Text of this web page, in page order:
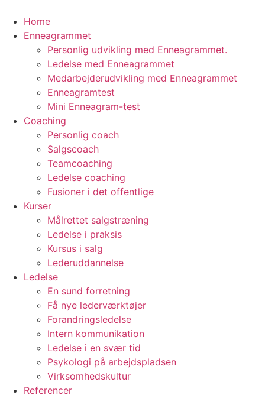
indhold
Home
Enneagrammet
Personlig udvikling med Enneagrammet.
Ledelse med Enneagrammet
Medarbejderudvikling med Enneagrammet
Enneagramtest
Mini Enneagram-test
Coaching
Personlig coach
Salgscoach
Teamcoaching
Ledelse coaching
Fusioner i det offentlige
Kurser
Målrettet salgstræning
Ledelse i praksis
Kursus i salg
Lederuddannelse
Ledelse
En sund forretning
Få nye lederværktøjer
Forandringsledelse
Intern kommunikation
Ledelse i en svær tid
Psykologi på arbejdspladsen
Virksomhedskultur
Referencer